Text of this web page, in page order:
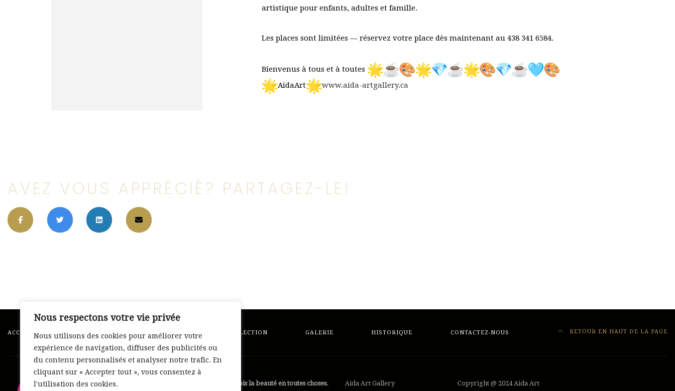
Nous respectons votre vie privée
Nous utilisons des cookies pour améliorer votre
expérience de navigation, diffuser des publicités ou
du contenu personnalisés et analyser notre trafic. En
cliquant sur « Accepter tout », vous consentez à
l'utilisation des cookies.
artistique pour enfants, adultes et famille.
Les places sont limitées — réservez votre place dès maintenant au 438 341 6584.
Bienvenus à tous et à toutes
AidaArt
www.aida-artgallery.ca
AVEZ VOUS APPRÉCIÉ? PARTAGEZ-LE!
ACCUEIL À PROPOS ÉVÉNEMENTS COLLECTION GALERIE HISTORIQUE CONTACTEZ-NOUS RETOUR EN HAUT DE LA PAGE
L’art de la peinture est ma passion. Je vois la beauté en toutes choses. Aida Art Gallery Copyright @ 2024 Aida Art